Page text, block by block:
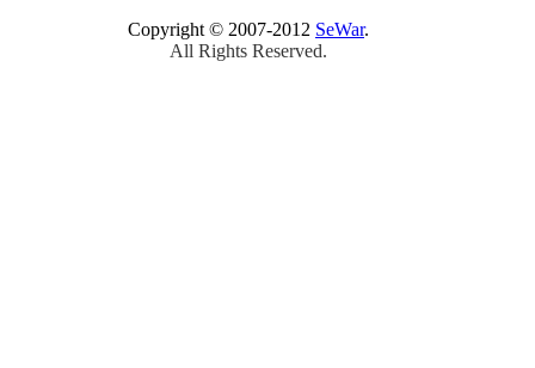
Copyright © 2007-2012 SeWar.
All Rights Reserved.